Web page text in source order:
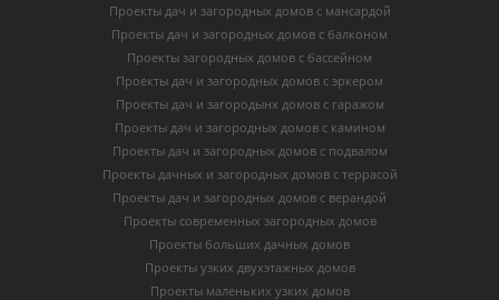
Проекты дач и загородных домов с мансардой
Проекты дач и загородных домов с балконом
Проекты загородных домов с бассейном
Проекты дач и загородных домов с эркером
Проекты дач и загородынх домов с гаражом
Проекты дач и загородных домов с камином
Проекты дач и загородных домов с подвалом
Проекты дачных и загородных домов с террасой
Проекты дач и загородных домов с верандой
Проекты современных загородных домов
Проекты больших дачных домов
Проекты узких двухэтажных домов
Проекты маленьких узких домов